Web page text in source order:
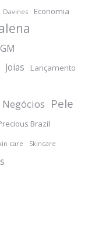
Davines Economia
Joias Lançamento
Negócios Pele
Brazil
care Skincare